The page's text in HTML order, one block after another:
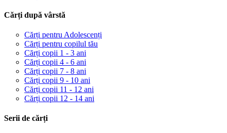
Cărți după vârstă
Cărți pentru Adolescenți
Cărți pentru copilul tău
Cărți copii 1 - 3 ani
Cărți copii 4 - 6 ani
Cărți copii 7 - 8 ani
Cărți copii 9 - 10 ani
Cărți copii 11 - 12 ani
Cărți copii 12 - 14 ani
Serii de cărți